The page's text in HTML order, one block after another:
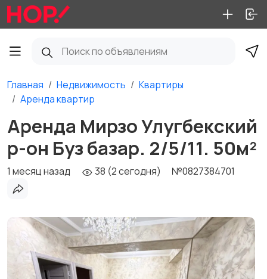
Главная Недвижимость
Квартиры
Аренда квартир
Аренда Мирзо Улугбекский
р-он Буз базар. 2/5/11. 50м²
1 месяц назад 38 (2 сегодня) №0827384701